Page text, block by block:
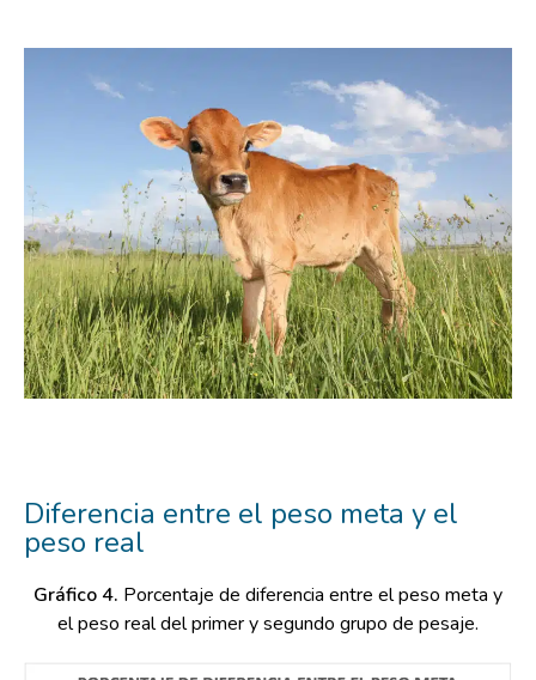
Diferencia entre el peso meta y el
peso real
Gráfico 4. Porcentaje de diferencia entre el peso meta y
el peso real del primer y segundo grupo de pesaje.